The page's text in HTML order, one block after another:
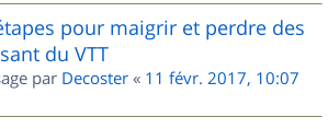
pour maigrir et perdre des
du VTT
par Decoster « 11 févr. 2017, 10:07